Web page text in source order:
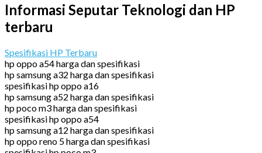
Informasi Seputar Teknologi dan HP
terbaru
Spesifikasi HP Terbaru
hp oppo a54 harga dan spesifikasi
hp samsung a32 harga dan spesifikasi
spesifikasi hp oppo a16
hp samsung a52 harga dan spesifikasi
hp poco m3 harga dan spesifikasi
spesifikasi hp oppo a54
hp samsung a12 harga dan spesifikasi
hp oppo reno 5 harga dan spesifikasi